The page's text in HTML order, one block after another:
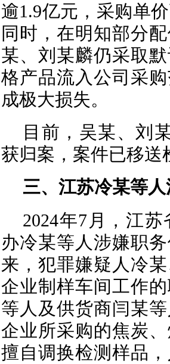
逾1.9亿元，采购单
同时，在明知部分
某、刘某麟仍采取
格产品流入公司采
成极大损失。
目前，吴某、刘
获归案，案件已移送
三、江苏冷某等
2024年7月，江
办冷某等人涉嫌职
来，犯罪嫌疑人冷
企业制样车间工作
等人及供货商闫某
企业所采购的焦炭
擅自调换检测样品